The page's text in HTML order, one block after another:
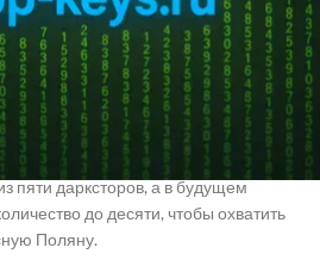
пользователи могут выбирать из
включая готовые блюда и товары
всего за 15 минут.
пяти дарксторов, а в будущем
до десяти, чтобы охватить
Поляну.